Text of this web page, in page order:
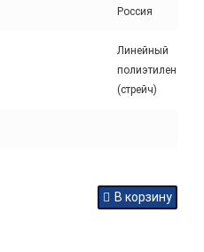
Россия
Линейный
полиэтилен
(стрейч)
В корзину